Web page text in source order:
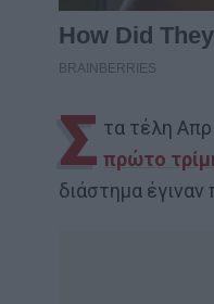
Σ τα τέλη
πρώτο
διάστημα